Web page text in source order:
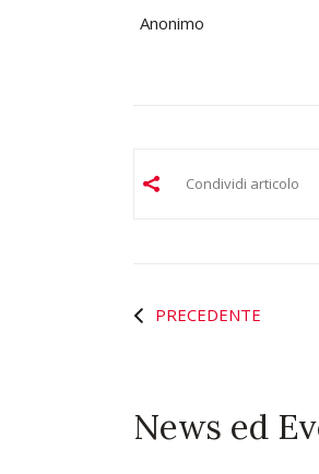
Anonimo
Condividi articolo
PRECEDENTE
News ed